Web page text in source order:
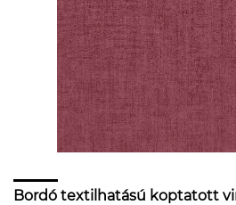
Bordó textilhatású koptatott